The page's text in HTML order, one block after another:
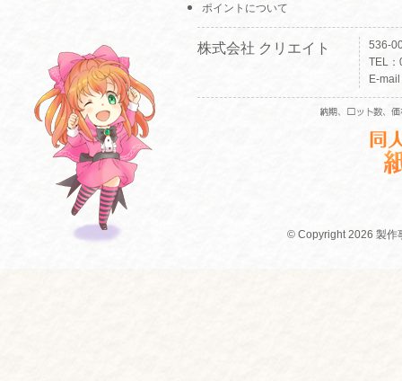
ポイントについて
株式会社 クリエイト
536-
TEL
E-
© Copyright 2026 製作